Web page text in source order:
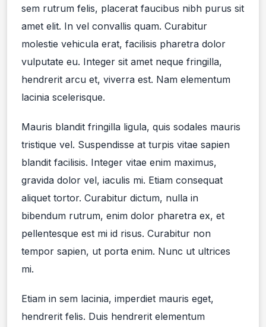
sem rutrum felis, placerat faucibus nibh purus sit
amet elit. In vel convallis quam. Curabitur
molestie vehicula erat, facilisis pharetra dolor
vulputate eu. Integer sit amet neque fringilla,
hendrerit arcu et, viverra est. Nam elementum
lacinia scelerisque.
Mauris blandit fringilla ligula, quis sodales mauris
tristique vel. Suspendisse at turpis vitae sapien
blandit facilisis. Integer vitae enim maximus,
gravida dolor vel, iaculis mi. Etiam consequat
aliquet tortor. Curabitur dictum, nulla in
bibendum rutrum, enim dolor pharetra ex, et
pellentesque est mi id risus. Curabitur non
tempor sapien, ut porta enim. Nunc ut ultrices
mi.
Etiam in sem lacinia, imperdiet mauris eget,
hendrerit felis. Duis hendrerit elementum